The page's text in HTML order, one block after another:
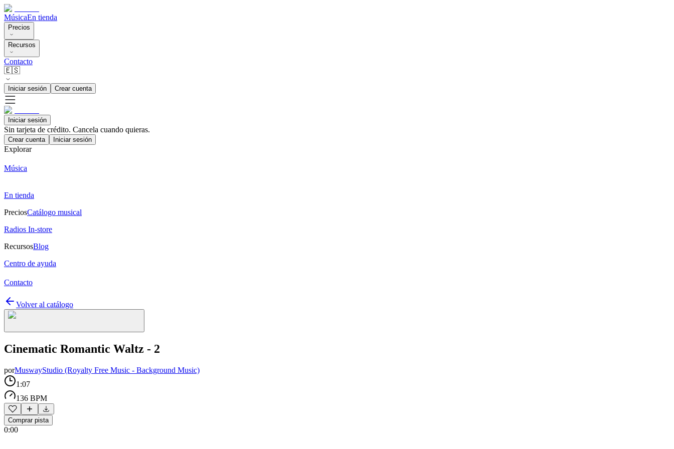
MúsicaEn tienda
Precios
Recursos
Contacto
🇪🇸
Iniciar sesión Crear cuenta
Iniciar sesión
Sin tarjeta de crédito. Cancela cuando quieras.
Crear cuenta Iniciar sesión
Explorar
Música
En tienda
PreciosCatálogo musical
Radios In-store
RecursosBlog
Centro de ayuda
Contacto
Volver al catálogo
Cinematic Romantic Waltz - 2
porMuswayStudio (Royalty Free Music - Background Music)
1:07
136 BPM
Comprar pista
0:00